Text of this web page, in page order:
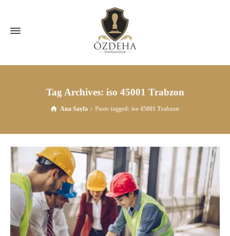
Tag Archives: iso 45001 Trabzon
Ana Sayfa Posts tagged: iso 45001 Trabzon